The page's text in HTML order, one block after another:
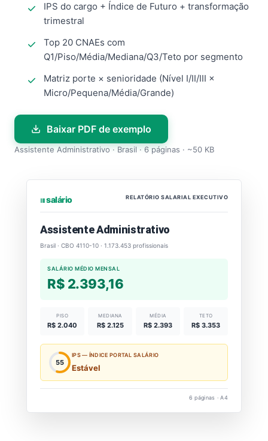
IPS do cargo + Índice de Futuro + transformação
trimestral
Top 20 CNAEs com
Q1/Piso/Média/Mediana/Q3/Teto por segmento
Matriz porte × senioridade (Nível I/II/III ×
Micro/Pequena/Média/Grande)
Baixar PDF de exemplo
Assistente Administrativo · Brasil · 6 páginas · ~50 KB
⏐⏐⏐ salário RELATÓRIO SALARIAL EXECUTIVO
Assistente Administrativo
Brasil · CBO 4110-10 · 1.173.453 profissionais
SALÁRIO MÉDIO MENSAL
R$ 2.393,16
PISO
R$ 2.040
MEDIANA
R$ 2.125
MÉDIA
R$ 2.393
TETO
R$ 3.353
55
IPS — ÍNDICE PORTAL SALÁRIO
Estável
6 páginas · A4